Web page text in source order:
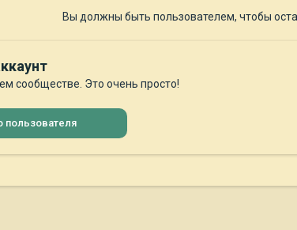
Вы должны быть пользователем, чтобы
сообществе. Это очень просто!
пользователя